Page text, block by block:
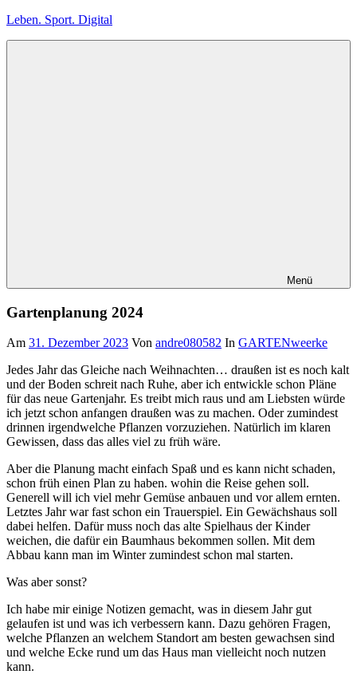
Zum
Leben. Sport. Digital
Menü
Gartenplanung 2024
Am 31. Dezember 2023 Von andre080582 In GARTENweerke
Jedes Jahr das Gleiche nach Weihnachten… draußen ist es noch kalt
und der Boden schreit nach Ruhe, aber ich entwickle schon Pläne
für das neue Gartenjahr. Es treibt mich raus und am Liebsten würde
ich jetzt schon anfangen draußen was zu machen. Oder zumindest
drinnen irgendwelche Pflanzen vorzuziehen. Natürlich im klaren
Gewissen, dass das alles viel zu früh wäre.
Aber die Planung macht einfach Spaß und es kann nicht schaden,
schon früh einen Plan zu haben. wohin die Reise gehen soll.
Generell will ich viel mehr Gemüse anbauen und vor allem ernten.
Letztes Jahr war fast schon ein Trauerspiel. Ein Gewächshaus soll
dabei helfen. Dafür muss noch das alte Spielhaus der Kinder
weichen, die dafür ein Baumhaus bekommen sollen. Mit dem
Abbau kann man im Winter zumindest schon mal starten.
Was aber sonst?
Ich habe mir einige Notizen gemacht, was in diesem Jahr gut
gelaufen ist und was ich verbessern kann. Dazu gehören Fragen,
welche Pflanzen an welchem Standort am besten gewachsen sind
und welche Ecke rund um das Haus man vielleicht noch nutzen
kann.